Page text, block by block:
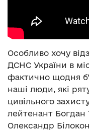
Особливо хочу
ДСНС України в
фактично щодня
наші люди, які
цивільного
лейтенант
Олександр